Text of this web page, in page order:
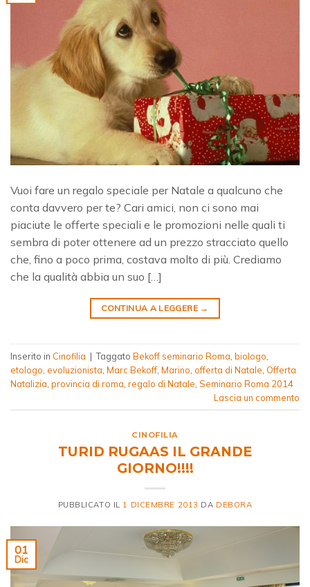
Vuoi fare un regalo speciale per Natale a qualcuno che
conta davvero per te? Cari amici, non ci sono mai
piaciute le offerte speciali e le promozioni nelle quali ti
sembra di poter ottenere ad un prezzo stracciato quello
che, fino a poco prima, costava molto di più. Crediamo
che la qualità abbia un suo […]
CONTINUA A LEGGERE →
Inserito in Cinofilia | Taggato Bekoff seminario Roma biologo
etologo evoluzionista Marc Bekoff Marino offerta di Natale Offerta
Natalizia provincia di roma regalo di Natale Seminario Roma 2014
Lascia un commento
CINOFILIA
TURID RUGAAS IL GRANDE
GIORNO!!!!
PUBBLICATO IL 1 DICEMBRE 2013 DA DEBORA
01
Dic